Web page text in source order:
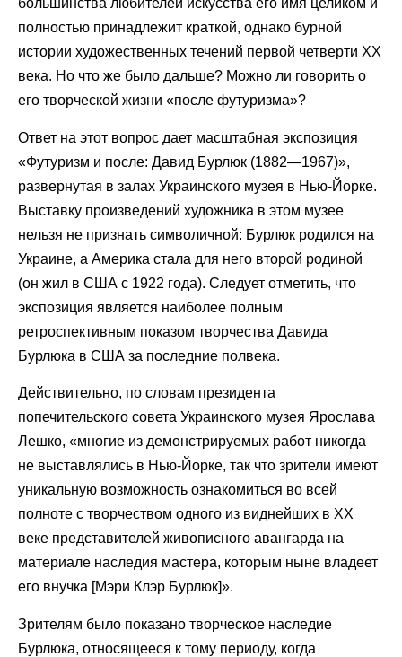
большинства любителей искусства его имя целиком и
полностью принадлежит краткой, однако бурной
истории художественных течений первой четверти ХХ
века. Но что же было дальше? Можно ли говорить о
его творческой жизни «после футуризма»?
Ответ на этот вопрос дает масштабная экспозиция
«Футуризм и после: Давид Бурлюк (1882—1967)»,
развернутая в залах Украинского музея в Нью-Йорке.
Выставку произведений художника в этом музее
нельзя не признать символичной: Бурлюк родился на
Украине, а Америка стала для него второй родиной
(он жил в США с 1922 года). Следует отметить, что
экспозиция является наиболее полным
ретроспективным показом творчества Давида
Бурлюка в США за последние полвека.
Действительно, по словам президента
попечительского совета Украинского музея Ярослава
Лешко, «многие из демонстрируемых работ никогда
не выставлялись в Нью-Йорке, так что зрители имеют
уникальную возможность ознакомиться во всей
полноте с творчеством одного из виднейших в ХХ
веке представителей живописного авангарда на
материале наследия мастера, которым ныне владеет
его внучка [Мэри Клэр Бурлюк]».
Зрителям было показано творческое наследие
Бурлюка, относящееся к тому периоду, когда